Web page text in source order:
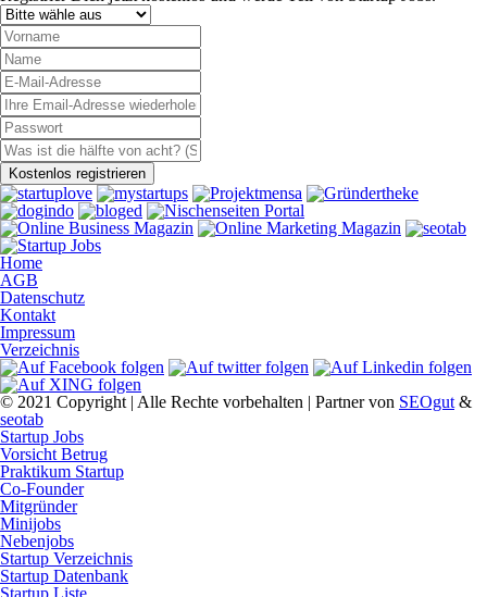
Home
AGB
Datenschutz
Kontakt
Impressum
Verzeichnis
© 2021 Copyright | Alle Rechte vorbehalten | Partner von SEOgut &
seotab
Startup Jobs
Vorsicht Betrug
Praktikum Startup
Co-Founder
Mitgründer
Minijobs
Nebenjobs
Startup Verzeichnis
Startup Datenbank
Startup Liste